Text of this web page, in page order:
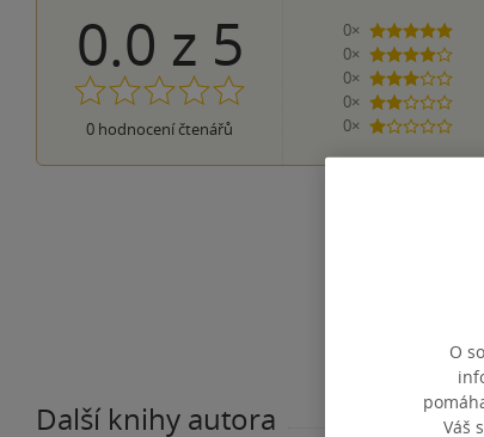
0.0 z 5
0 hodnocení čtenářů
0×
5
0×
4
0×
3
0×
2 hvězdičky
0×
1 hvezdička
Další knihy autora
O
Váš